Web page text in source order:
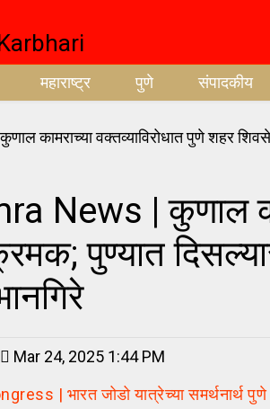
महाराष्ट्र पुणे संपादकीय
News | कुणाल
पुण्यात
Mar 24, 2025 1:44 PM
| भारत जोडो यात्रेच्या समर्थनार्थ